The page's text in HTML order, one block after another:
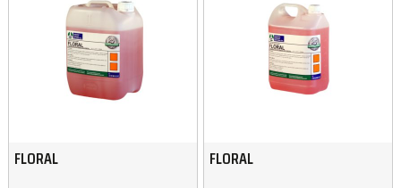
FLORAL FLORAL